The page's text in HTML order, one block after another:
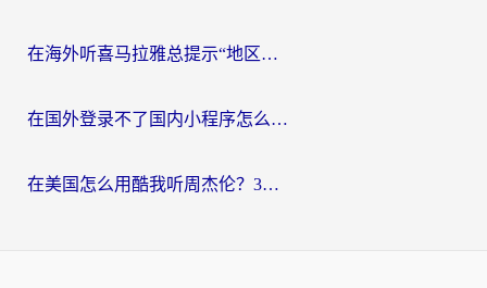
在海外听喜马拉雅总提示“地区限制”？3步轻松解除+听国内音乐全攻略
在国外登录不了国内小程序怎么办？选对回国加速器，轻松解锁国内资源
在美国怎么用酷我听周杰伦？3步搞定海外听歌难题